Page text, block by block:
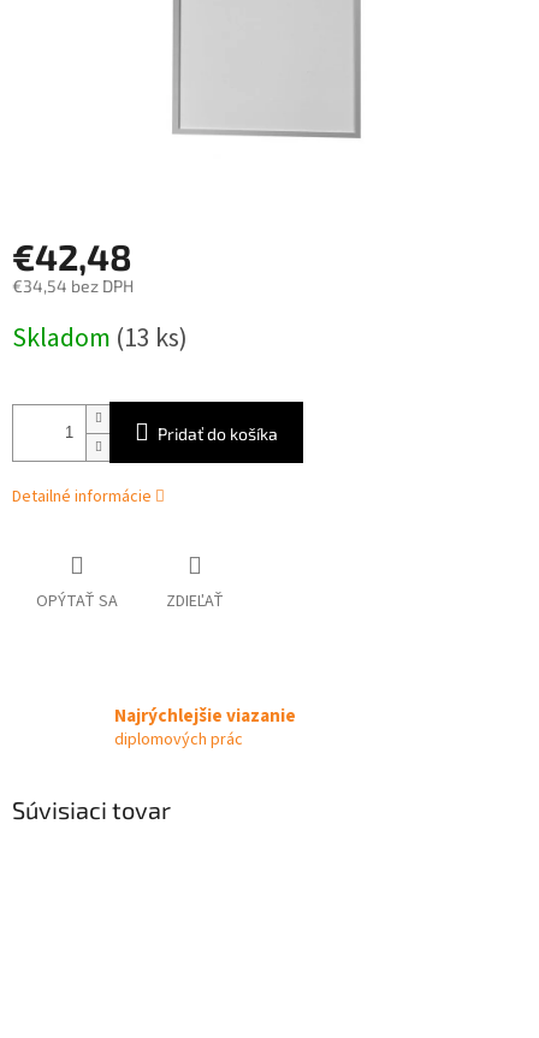
€42,48
€34,54 bez DPH
cena:
Skladom (13 ks)
Pridať do košíka
Detailné informácie
OPÝTAŤ SA ZDIEĽAŤ
Najrýchlejšie viazanie
diplomových prác
Súvisiaci tovar